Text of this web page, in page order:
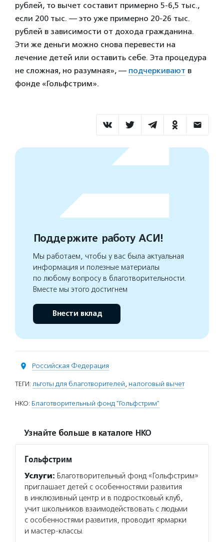
рублей, то вычет составит примерно 5-6,5 тыс.,
если 200 тыс. — это уже примерно 20-26 тыс.
рублей в зависимости от дохода гражданина.
Эти же деньги можно снова перевести на
лечение детей или оставить себе. Эта процедура
не сложная, но разумная», — подчеркивают в
фонде «Гольфстрим».
Поддержите работу АСИ!
Мы работаем, чтобы у вас была актуальная
информация и полезные материалы
по любому вопросу в благотворительности.
Вместе мы этого достигнем
Внести вклад
Российская Федерация
ТЕГИ: льготы для благотворителей, налоговый вычет
НКО: Благотворительный фонд "Гольфстрим"
Узнайте больше в каталоге НКО
Гольфстрим
Услуги: Благотворительный фонд «Гольфстрим»
приглашает детей с особенностями развития
в инклюзивный центр и в подростковый клуб,
учит школьников взаимодействовать с людьми
с особенностями развития, проводит ярмарки
и мастер-классы.